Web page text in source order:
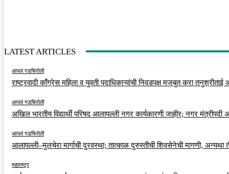
LATEST ARTICLES
आपलं गडचिरोली
राष्ट्रवादी काँग्रेस महिला व युवती पदाधिकाऱ्यांची निवडपक्ष मजबुत करा
आपलं गडचिरोली
अखिल भारतीय विद्यार्थी परिषद आलापल्ली नगर कार्यकारणी जाहीर; नगर
आपलं गडचिरोली
आलापल्ली–मुलचेरा मार्गाची दुरवस्था; तात्काळ दुरुस्तीची शिवसेनेची मागणी, अन्यथा
महाराष्ट्र